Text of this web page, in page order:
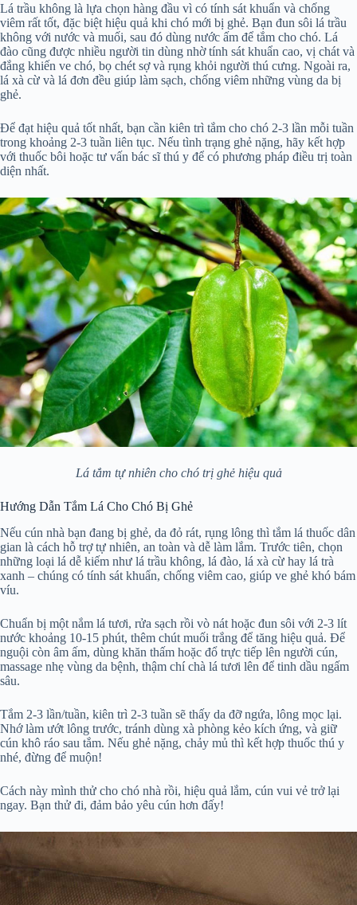
Lá trầu không là lựa chọn hàng đầu vì có tính sát khuẩn và chống
viêm rất tốt, đặc biệt hiệu quả khi chó mới bị ghẻ. Bạn đun sôi lá trầu
không với nước và muối, sau đó dùng nước ấm để tắm cho chó. Lá
đào cũng được nhiều người tin dùng nhờ tính sát khuẩn cao, vị chát và
đắng khiến ve chó, bọ chét sợ và rụng khỏi người thú cưng. Ngoài ra,
lá xà cừ và lá đơn đều giúp làm sạch, chống viêm những vùng da bị
ghẻ.
Để đạt hiệu quả tốt nhất, bạn cần kiên trì tắm cho chó 2-3 lần mỗi tuần
trong khoảng 2-3 tuần liên tục. Nếu tình trạng ghẻ nặng, hãy kết hợp
với thuốc bôi hoặc tư vấn bác sĩ thú y để có phương pháp điều trị toàn
diện nhất.
Lá tắm tự nhiên cho chó trị ghẻ hiệu quả
Hướng Dẫn Tắm Lá Cho Chó Bị Ghẻ
Nếu cún nhà bạn đang bị ghẻ, da đỏ rát, rụng lông thì tắm lá thuốc dân
gian là cách hỗ trợ tự nhiên, an toàn và dễ làm lắm. Trước tiên, chọn
những loại lá dễ kiếm như lá trầu không, lá đào, lá xà cừ hay lá trà
xanh – chúng có tính sát khuẩn, chống viêm cao, giúp ve ghẻ khó bám
víu.
Chuẩn bị một nắm lá tươi, rửa sạch rồi vò nát hoặc đun sôi với 2-3 lít
nước khoảng 10-15 phút, thêm chút muối trắng để tăng hiệu quả. Để
nguội còn âm ấm, dùng khăn thấm hoặc đổ trực tiếp lên người cún,
massage nhẹ vùng da bệnh, thậm chí chà lá tươi lên để tinh dầu ngấm
sâu.
Tắm 2-3 lần/tuần, kiên trì 2-3 tuần sẽ thấy da đỡ ngứa, lông mọc lại.
Nhớ làm ướt lông trước, tránh dùng xà phòng kẻo kích ứng, và giữ
cún khô ráo sau tắm. Nếu ghẻ nặng, chảy mủ thì kết hợp thuốc thú y
nhé, đừng để muộn!
Cách này mình thử cho chó nhà rồi, hiệu quả lắm, cún vui vẻ trở lại
ngay. Bạn thử đi, đảm bảo yêu cún hơn đấy!